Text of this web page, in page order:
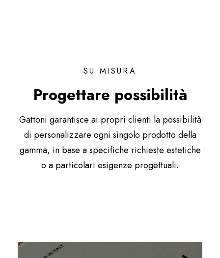
SU MISURA
Progettare possibilità
Gattoni garantisce ai propri clienti la possibilità
di personalizzare ogni singolo prodotto della
gamma, in base a specifiche richieste estetiche
o a particolari esigenze progettuali.